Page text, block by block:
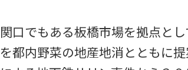
口でもある板橋市場を拠点と
都内野菜の地産地消とともに提